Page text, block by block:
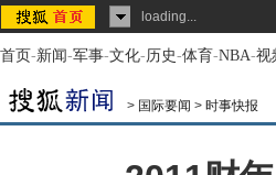
loading...
首页-新闻-军事-文化-历史-体育-NBA-视
> 国际要闻 > 时事快报